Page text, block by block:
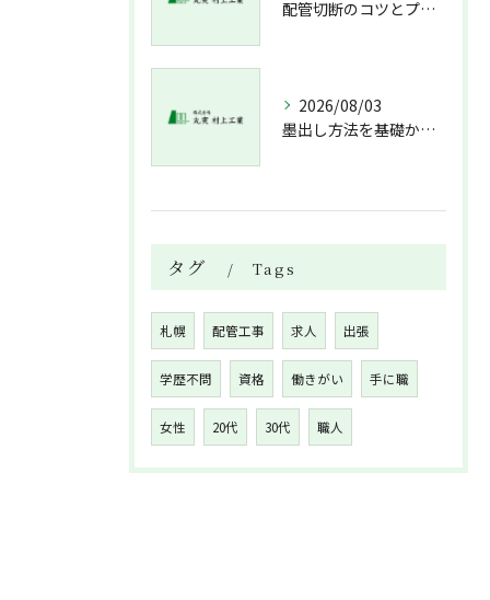
配管切断のコツとプロが教える失敗しない工具選び
2026/08/03
墨出し方法を基礎から実践まで一人作業でも正確にこなすコツと墨出し作業の注意点
タグ Tags
札幌 配管工事 求人 出張
学歴不問 資格 働きがい 手に職
女性 20代 30代 職人